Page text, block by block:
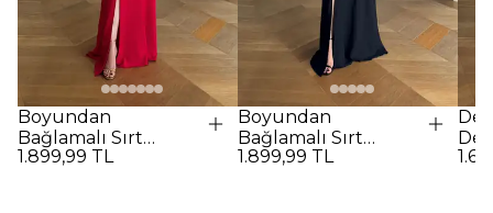
Boyundan
Bağlamalı Sırt
Dekolteli Uzun
1.899,99 TL
Boyundan
Bağlamalı Sırt
Dekolteli Uzun
1.899,99 TL